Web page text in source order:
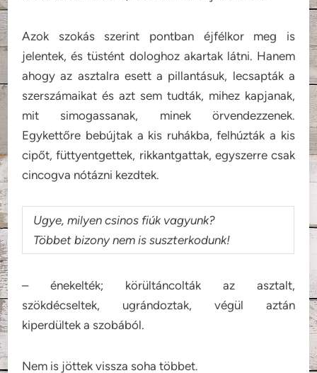
Azok szokás szerint pontban éjfélkor meg is
jelentek, és tüstént dologhoz akartak látni. Hanem
ahogy az asztalra esett a pillantásuk, lecsapták a
szerszámaikat és azt sem tudták, mihez kapjanak,
mit simogassanak, minek örvendezzenek.
Egykettőre bebújtak a kis ruhákba, felhúzták a kis
cipőt, füttyentgettek, rikkantgattak, egyszerre csak
cincogva nótázni kezdtek.
Ugye, milyen csinos fiúk vagyunk?
Többet bizony nem is suszterkodunk!
– énekelték; körültáncolták az asztalt,
szökdécseltek, ugrándoztak, végül aztán
kiperdültek a szobából.
Nem is jöttek vissza soha többet.